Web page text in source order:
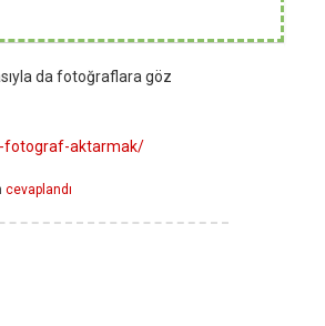
da fotoğraflara göz
fotograf-aktarmak/
cevaplandı